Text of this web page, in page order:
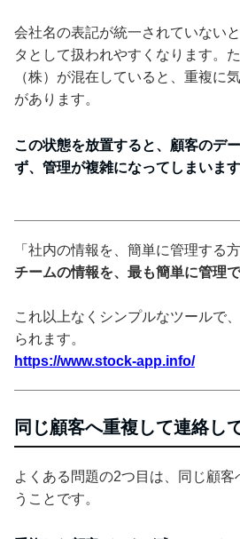
会社名の表記が統一されていない
タとして扱われやすくなります。
（株）が混在していると、重複に
があります。
この状態を放置すると、顧客のデ
ず、管理が複雑になってしまいます
「社内の情報を、簡単に管理する
チームの情報を、最も簡単に管理
これ以上なくシンプルなツールで
られます。
https://www.stock-app.info/
同じ顧客へ重複して連絡し
よくある問題の2つ目は、同じ顧客
うことです。